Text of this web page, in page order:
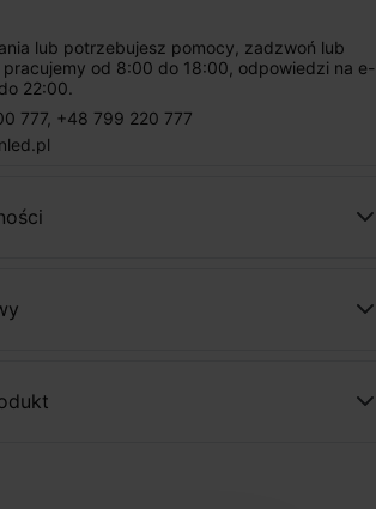
lub potrzebujesz pomocy, zadzwoń lub
pracujemy od 8:00 do 18:00, odpowiedzi na e-
22:00.
777, +48 799 220 777